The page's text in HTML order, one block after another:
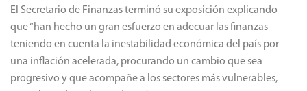
El Secretario de Finanzas terminó su exposición explicando
que “han hecho un gran esfuerzo en adecuar las finanzas
teniendo en cuenta la inestabilidad económica del país por
una inflación acelerada, procurando un cambio que sea
progresivo y que acompañe a los sectores más vulnerables,